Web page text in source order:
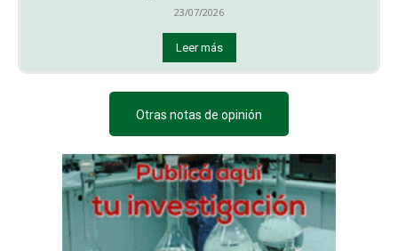
23/07/2026
Leer más
Otras notas de opinión